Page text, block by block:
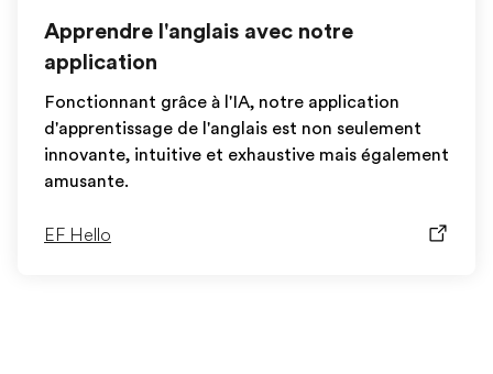
Apprendre l'anglais avec notre
application
Fonctionnant grâce à l'IA, notre application
d'apprentissage de l'anglais est non seulement
innovante, intuitive et exhaustive mais également
amusante.
EF Hello